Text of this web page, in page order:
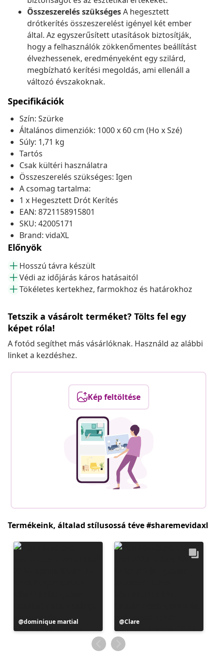
Összeszerelés szükségesA hegesztett
drótkerítés összeszerelést igényel két ember
által. Az egyszerűsített utasítások biztosítják,
hogy a felhasználók zökkenőmentes beállítást
élvezhessenek, eredményeként egy szilárd,
megbízható kerítési megoldás, ami ellenáll a
változó évszakoknak.
Specifikációk
Szín: Szürke
Általános dimenziók: 1000 x 60 cm (Ho x Szé)
Súly: 1,71 kg
Tartós
Csak kültéri használatra
Összeszerelés szükséges: Igen
A csomag tartalma:
1 x Hegesztett Drót Kerítés
EAN: 8721158915801
SKU: 42005171
Brand: vidaXL
Előnyök
Hosszú távra készült
Védi az időjárás káros hatásaitól
Tökéletes kertekhez, farmokhoz és határokhoz
Tetszik a vásárolt terméket? Tölts fel egy
képet róla!
A fotód segíthet más vásárlóknak. Használd az alábbi
linket a kezdéshez.
Kép feltöltése
Termékeink, általad stílusossá téve #sharemevidaxl
Bejegyzés
közzétevője
dominique martial
Bejegyzés
közzétevője
Clare